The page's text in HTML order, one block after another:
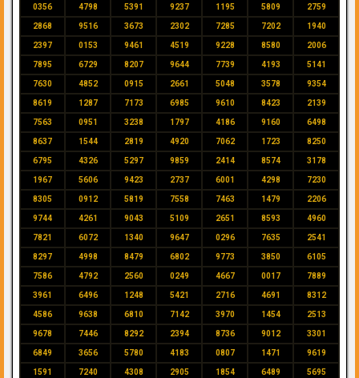
0356 4798 5391 9237 1195 5809 2759
2868 9516 3673 2302 7285 7202 1940
2397 0153 9461 4519 9228 8580 2006
7895 6729 8207 9644 7739 4193 5141
7630 4852 0915 2661 5048 3578 9354
8619 1287 7173 6985 9610 8423 2139
7563 0951 3238 1797 4186 9160 6498
8637 1544 2819 4920 7062 1723 8250
6795 4326 5297 9859 2414 8574 3178
1967 5606 9423 2737 6001 4298 7230
8305 0912 5819 7558 7463 1479 2206
9744 4261 9043 5109 2651 8593 4960
7821 6072 1340 9647 0296 7635 2541
8297 4998 8479 6802 9773 3850 6105
7586 4792 2560 0249 4667 0017 7889
3961 6496 1248 5421 2716 4691 8312
4586 9638 6810 7142 3970 1454 2513
9678 7446 8292 2394 8736 9012 3301
6849 3656 5780 4183 0807 1471 9619
1591 7240 4308 2905 1854 6489 5695